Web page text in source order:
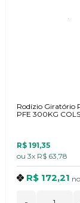
Rodízio Giratório
PFE 300KG
R$ 191,35
ou 3x R$ 63,78
R$ 172,21 no